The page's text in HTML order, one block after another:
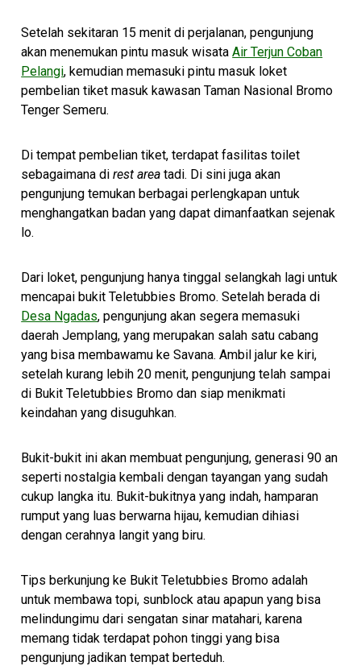
Setelah sekitaran 15 menit di perjalanan, pengunjung
akan menemukan pintu masuk wisataAir Terjun Coban
Pelangi, kemudian memasuki pintu masuk loket
pembelian tiket masuk kawasan Taman Nasional Bromo
Tenger Semeru.
Di tempat pembelian tiket, terdapat fasilitas toilet
sebagaimana direst area tadi. Di sini juga akan
pengunjung temukan berbagai perlengkapan untuk
menghangatkan badan yang dapat dimanfaatkan sejenak
lo.
Dari loket, pengunjung hanya tinggal selangkah lagi untuk
mencapai bukit Teletubbies Bromo. Setelah berada di
Desa Ngadas, pengunjung akan segera memasuki
daerah Jemplang, yang merupakan salah satu cabang
yang bisa membawamu ke Savana. Ambil jalur ke kiri,
setelah kurang lebih 20 menit, pengunjung telah sampai
di Bukit Teletubbies Bromo dan siap menikmati
keindahan yang disuguhkan.
Bukit-bukit ini akan membuat pengunjung, generasi 90 an
seperti nostalgia kembali dengan tayangan yang sudah
cukup langka itu. Bukit-bukitnya yang indah, hamparan
rumput yang luas berwarna hijau, kemudian dihiasi
dengan cerahnya langit yang biru.
Tips berkunjung ke Bukit Teletubbies Bromo adalah
untuk membawa topi, sunblock atau apapun yang bisa
melindungimu dari sengatan sinar matahari, karena
memang tidak terdapat pohon tinggi yang bisa
pengunjung jadikan tempat berteduh.